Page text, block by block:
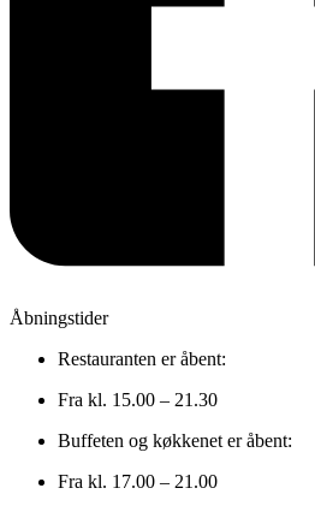
Åbningstider
Restauranten er åbent:
Fra kl. 15.00 – 21.30
Buffeten og køkkenet er åbent:
Fra kl. 17.00 – 21.00